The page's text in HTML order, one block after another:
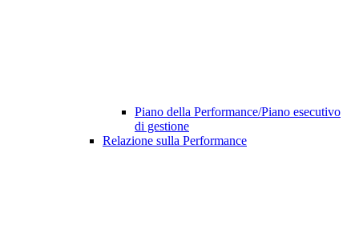
Piano della Performance/Piano esecutivo
di gestione
Relazione sulla Performance